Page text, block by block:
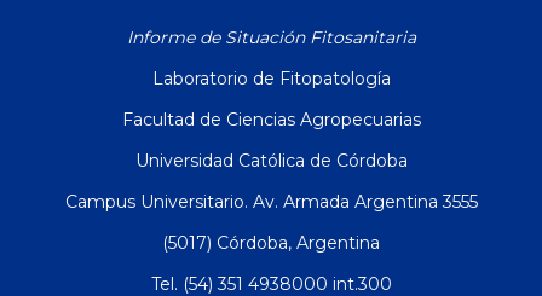
Informe de Situación Fitosanitaria
Laboratorio de Fitopatología
Facultad de Ciencias Agropecuarias
Universidad Católica de Córdoba
Campus Universitario. Av. Armada Argentina 3555
(5017) Córdoba, Argentina
Tel. (54) 351 4938000 int.300